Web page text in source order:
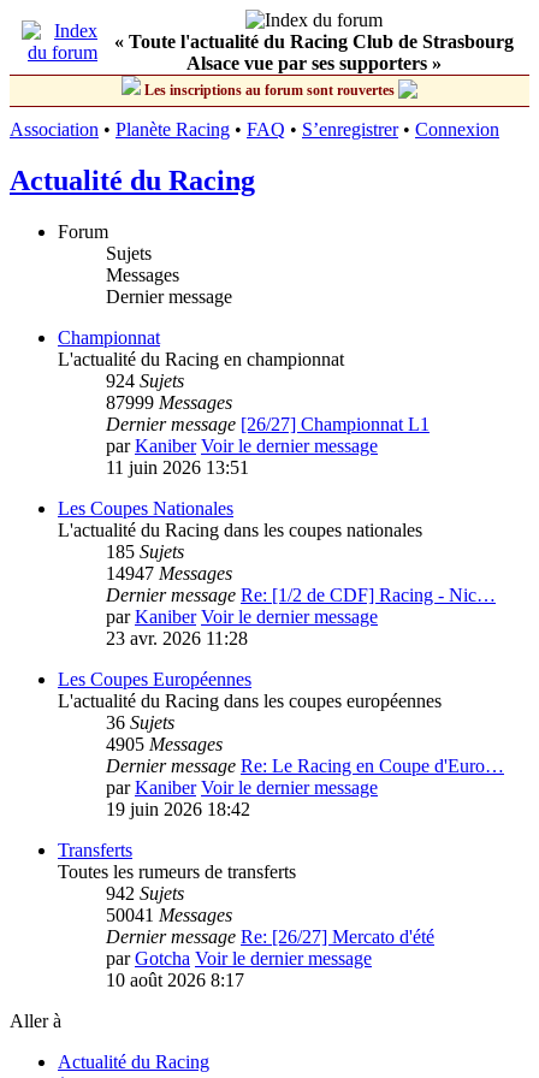
« Toute l'actualité du Racing Club de Strasbourg
Alsace vue par ses supporters »
Les inscriptions au forum sont rouvertes
Association • Planète Racing • FAQ • S’enregistrer• Connexion
Actualité du Racing
Forum
Sujets
Messages
Dernier message
Championnat
L'actualité du Racing en championnat
924 Sujets
87999 Messages
Dernier message [26/27] Championnat L1
parKaniber Voir le dernier message
11 juin 2026 13:51
Les Coupes Nationales
L'actualité du Racing dans les coupes nationales
185 Sujets
14947 Messages
Dernier message Re: [1/2 de CDF] Racing - Nic…
parKaniber Voir le dernier message
23 avr. 2026 11:28
Les Coupes Européennes
L'actualité du Racing dans les coupes européennes
36 Sujets
4905 Messages
Dernier message Re: Le Racing en Coupe d'Euro…
parKaniber Voir le dernier message
19 juin 2026 18:42
Transferts
Toutes les rumeurs de transferts
942 Sujets
50041 Messages
Dernier message Re: [26/27] Mercato d'été
parGotcha Voir le dernier message
10 août 2026 8:17
Aller à
Actualité du Racing